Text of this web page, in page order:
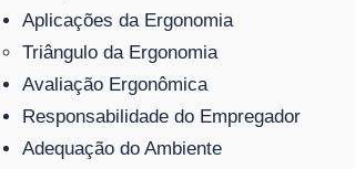
Aplicações da Ergonomia
Triângulo da Ergonomia
Avaliação Ergonômica
Responsabilidade do Empregador
Adequação do Ambiente